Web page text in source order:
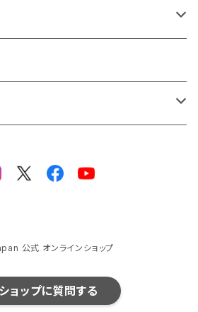
）
公式 オンラインショップ
ショップに質問する